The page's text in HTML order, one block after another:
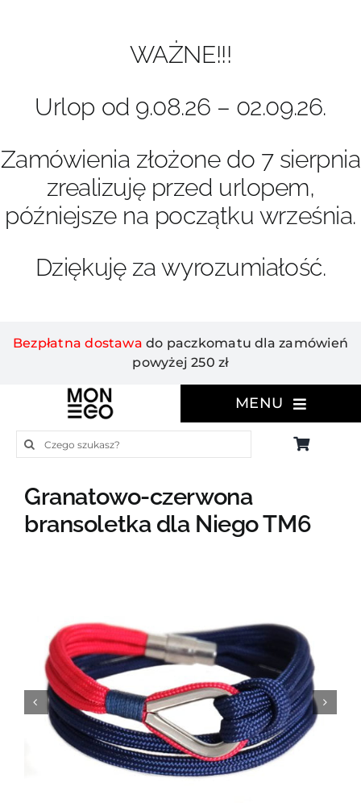
WAŻNE!!!
Urlop od 9.08.26 – 02.09.26.
Zamówienia złożone do 7 sierpnia
zrealizuję przed urlopem,
późniejsze na początku września.
Dziękuję za wyrozumiałość.
Bezpłatna dostawa do paczkomatu dla zamówień
powyżej 250 zł
MENU
Szukaj
Granatowo-czerwona
bransoletka dla Niego TM6